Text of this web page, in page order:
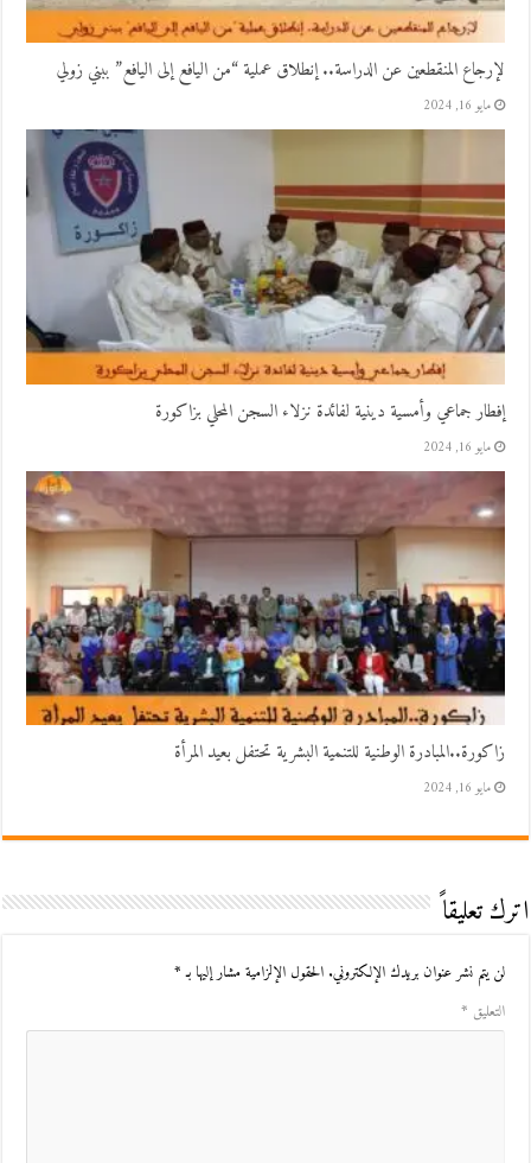
لإرجاع المنقطعين عن الدراسة.. إنطلاق عملية “من اليافع إلى اليافع” ببني زولي
مايو 16, 2024
إفطار جماعي وأمسية دينية لفائدة نزلاء السجن المحلي بزاكورة
مايو 16, 2024
زاكورة..المبادرة الوطنية للتنمية البشرية تحتفل بعيد المرأة
مايو 16, 2024
اترك تعليقاً
لن يتم نشر عنوان بريدك الإلكتروني. الحقول الإلزامية مشار إليها بـ*
التعليق *